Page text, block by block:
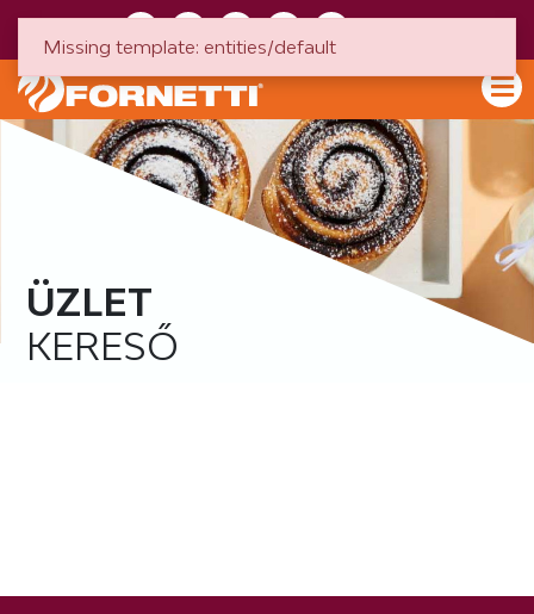
ÜZLET
KERESŐ
Missing template: entities/default